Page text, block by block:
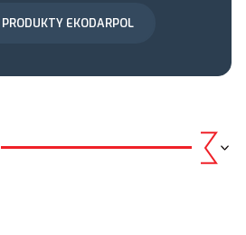
EKODARPOL